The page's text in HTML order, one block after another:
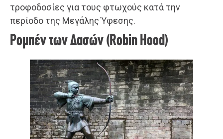
τροφοδοσίες για τους φτωχούς κατά την
περίοδο της Μεγάλης Ύφεσης.
Ρομπέν των Δασών (Robin Hood)